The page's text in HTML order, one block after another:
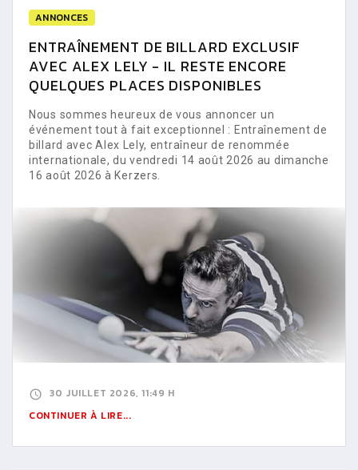
ANNONCES
ENTRAÎNEMENT DE BILLARD EXCLUSIF
AVEC ALEX LELY - IL RESTE ENCORE
QUELQUES PLACES DISPONIBLES
Nous sommes heureux de vous annoncer un
événement tout à fait exceptionnel : Entraînement de
billard avec Alex Lely, entraîneur de renommée
internationale, du vendredi 14 août 2026 au dimanche
16 août 2026 à Kerzers.
30 JUILLET 2026, 11:49 H
CONTINUER À LIRE...